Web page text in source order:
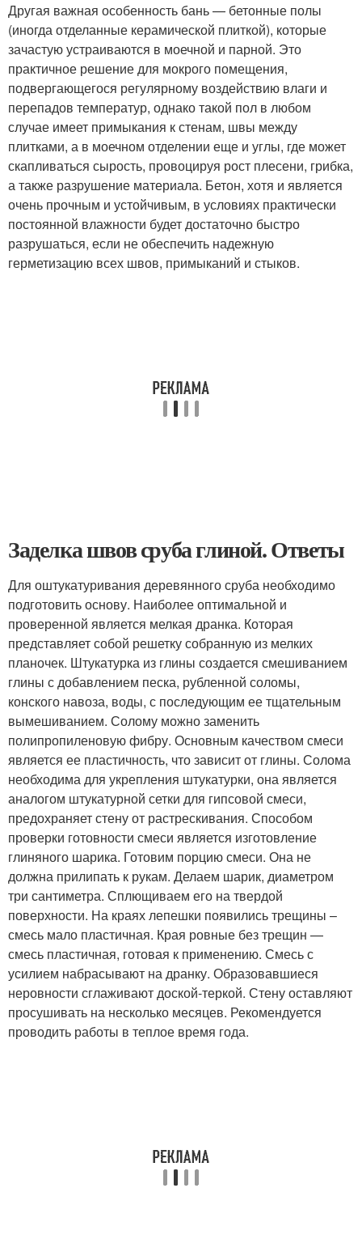
Другая важная особенность бань — бетонные полы
(иногда отделанные керамической плиткой), которые
зачастую устраиваются в моечной и парной. Это
практичное решение для мокрого помещения,
подвергающегося регулярному воздействию влаги и
перепадов температур, однако такой пол в любом
случае имеет примыкания к стенам, швы между
плитками, а в моечном отделении еще и углы, где может
скапливаться сырость, провоцируя рост плесени, грибка,
а также разрушение материала. Бетон, хотя и является
очень прочным и устойчивым, в условиях практически
постоянной влажности будет достаточно быстро
разрушаться, если не обеспечить надежную
герметизацию всех швов, примыканий и стыков.
Заделка швов сруба глиной. Ответы
Для оштукатуривания деревянного сруба необходимо
подготовить основу. Наиболее оптимальной и
проверенной является мелкая дранка. Которая
представляет собой решетку собранную из мелких
планочек. Штукатурка из глины создается смешиванием
глины с добавлением песка, рубленной соломы,
конского навоза, воды, с последующим ее тщательным
вымешиванием. Солому можно заменить
полипропиленовую фибру. Основным качеством смеси
является ее пластичность, что зависит от глины. Солома
необходима для укрепления штукатурки, она является
аналогом штукатурной сетки для гипсовой смеси,
предохраняет стену от растрескивания. Способом
проверки готовности смеси является изготовление
глиняного шарика. Готовим порцию смеси. Она не
должна прилипать к рукам. Делаем шарик, диаметром
три сантиметра. Сплющиваем его на твердой
поверхности. На краях лепешки появились трещины –
смесь мало пластичная. Края ровные без трещин —
смесь пластичная, готовая к применению. Смесь с
усилием набрасывают на дранку. Образовавшиеся
неровности сглаживают доской-теркой. Стену оставляют
просушивать на несколько месяцев. Рекомендуется
проводить работы в теплое время года.